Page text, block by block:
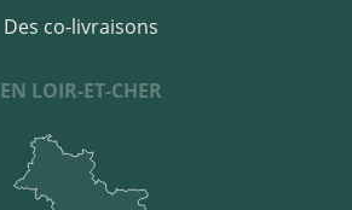
Des co-livraisons
EN LOIR-ET-CHER